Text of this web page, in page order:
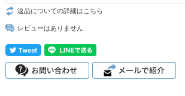
返品についての詳細はこちら
レビューはありません